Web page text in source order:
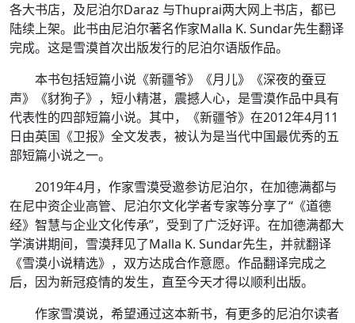
各大书店，及尼泊尔Daraz 与Thuprai两大网上书店，都已
陆续上架。此书由尼泊尔著名作家Malla K. Sundar先生翻译
完成。这是雪漠首次出版发行的尼泊尔语版作品。
本书包括短篇小说《新疆爷》《月儿》《深夜的蚕豆
声》《豺狗子》，短小精湛，震撼人心，是雪漠作品中具有
代表性的四部短篇小说。其中，《新疆爷》在2012年4月11
日由英国《卫报》全文发表，被认为是当代中国最优秀的五
部短篇小说之一。
2019年4月，作家雪漠受邀参访尼泊尔，在加德满都与
在尼中资企业高管、尼泊尔文化学者专家等分享了“《道德
经》智慧与企业文化传承”，受到了广泛好评。在加德满都大
学演讲期间，雪漠拜见了Malla K. Sundar先生，并就翻译
《雪漠小说精选》，双方达成合作意愿。作品翻译完成之
后，因为新冠疫情的发生，直至今天才得以顺利出版。
作家雪漠说，希望通过这本新书，有更多的尼泊尔读者